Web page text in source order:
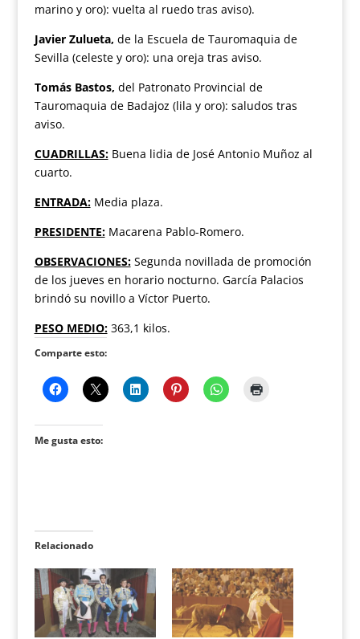
marino y oro): vuelta al ruedo tras aviso).
Javier Zulueta, de la Escuela de Tauromaquia de
Sevilla (celeste y oro): una oreja tras aviso.
Tomás Bastos, del Patronato Provincial de
Tauromaquia de Badajoz (lila y oro): saludos tras
aviso.
CUADRILLAS:Buena lidia de José Antonio Muñoz al
cuarto.
ENTRADA:Media plaza.
PRESIDENTE:Macarena Pablo-Romero.
OBSERVACIONES:Segunda novillada de promoción
de los jueves en horario nocturno. García Palacios
brindó su novillo a Víctor Puerto.
PESO MEDIO:363,1 kilos.
Comparte esto:
Me gusta esto:
Relacionado